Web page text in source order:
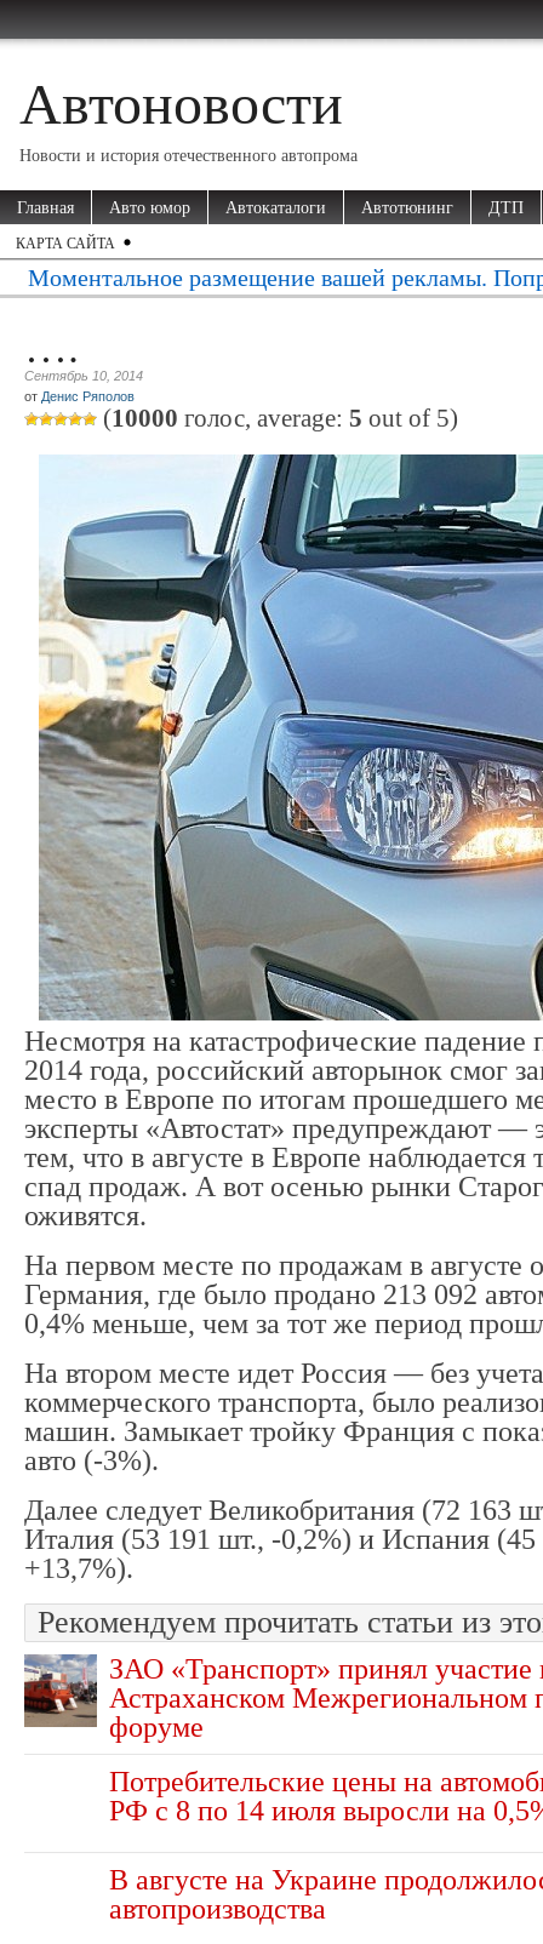
Автоновости
Новости и история отечественного автопрома
Главная Авто юмор Автокаталоги Автотюнинг ДТП
КАРТА САЙТА
Моментальное размещение вашей рекламы.
….
Сентябрь 10, 2014
от Денис Ряполов
(10000 голос, average: 5 out of 5)
Несмотря на катастрофические падение
2014 года, российский авторынок смог
место в Европе по итогам прошедшего
эксперты «Автостат» предупреждают —
тем, что в августе в Европе
спад продаж. А вот осенью рынки
оживятся.
На первом месте по продажам в августе
Германия, где было продано 213 092
0,4% меньше, чем за тот же период
На втором месте идет Россия — без
коммерческого транспорта, было
машин. Замыкает тройку Франция с
авто (-3%).
Далее следует Великобритания (72 163
Италия (53 191 шт., -0,2%) и Испания (45
+13,7%).
Рекомендуем прочитать статьи из
ЗАО «Транспорт» принял
Астраханском
форуме
Потребительские цены на
РФ с 8 по 14 июля выросли на
В августе на Украине
автопроизводства